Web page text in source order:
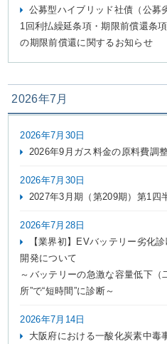
企業
ご家庭の
公募型ハイブリッド社債（公募
1回利払繰延条項・期限前償還条
の期限前償還に関するお知らせ
2026年7月
2026年7月30日
2026年9月ガス料金の原料費調
2026年7月30日
2027年3月期（第209期）第1四
2026年7月28日
【業界初】EVバッテリー劣化
開発について
～バッテリーの急激な容量低下（
所”で“短時間”に診断～
2026年7月14日
大阪府における一酸化炭素中毒